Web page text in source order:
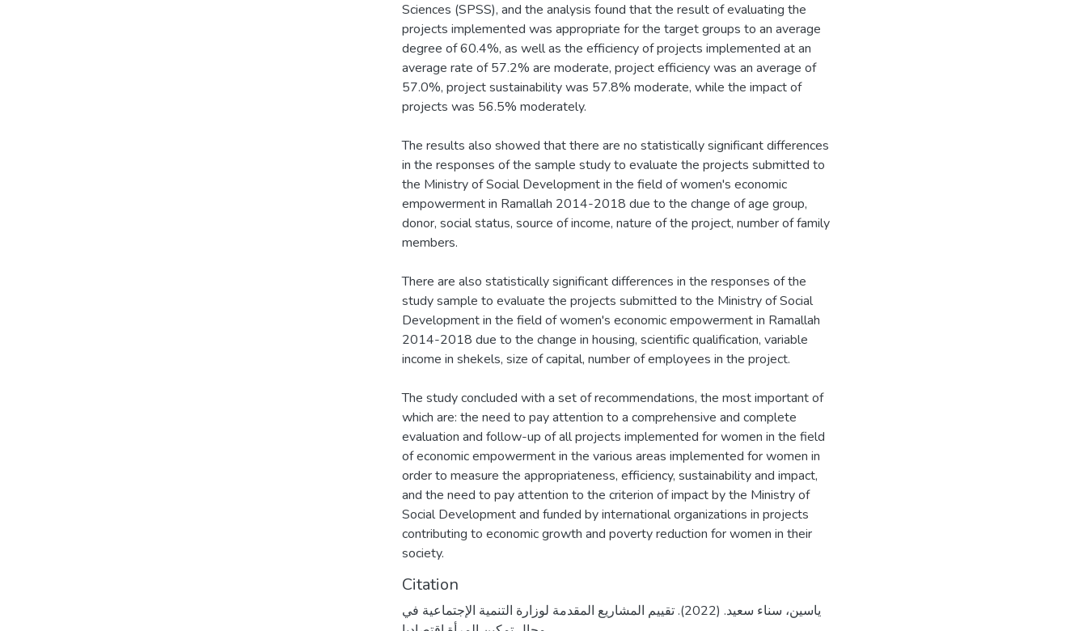
Sciences (SPSS), and the analysis found that the result of evaluating the
projects implemented was appropriate for the target groups to an average
degree of 60.4%, as well as the efficiency of projects implemented at an
average rate of 57.2% are moderate, project efficiency was an average of
57.0%, project sustainability was 57.8% moderate, while the impact of
projects was 56.5% moderately.
The results also showed that there are no statistically significant differences
in the responses of the sample study to evaluate the projects submitted to
the Ministry of Social Development in the field of women's economic
empowerment in Ramallah 2014-2018 due to the change of age group,
donor, social status, source of income, nature of the project, number of family
members.
There are also statistically significant differences in the responses of the
study sample to evaluate the projects submitted to the Ministry of Social
Development in the field of women's economic empowerment in Ramallah
2014-2018 due to the change in housing, scientific qualification, variable
income in shekels, size of capital, number of employees in the project.
The study concluded with a set of recommendations, the most important of
which are: the need to pay attention to a comprehensive and complete
evaluation and follow-up of all projects implemented for women in the field
of economic empowerment in the various areas implemented for women in
order to measure the appropriateness, efficiency, sustainability and impact,
and the need to pay attention to the criterion of impact by the Ministry of
Social Development and funded by international organizations in projects
contributing to economic growth and poverty reduction for women in their
society.
Citation
ياسين، سناء سعيد. (2022). تقييم المشاريع المقدمة لوزارة التنمية الإجتماعية في